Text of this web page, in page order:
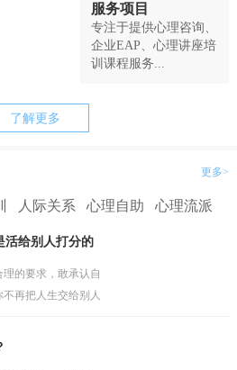
服务项目
专注于提供心理咨询、
企业EAP、心理讲座培
训课程服务...
了解更多
更多>
人际关系 心理自助 心理流派
活给别人打分的
的要求，敢承认自
再把人生交给别人